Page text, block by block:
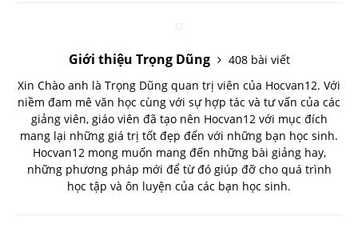
Giới thiệu Trọng Dũng
408 bài viết
Xin Chào anh là Trọng Dũng quan trị viên của Hocvan12. Với
niềm đam mê văn học cùng với sự hợp tác và tư vấn của các
giảng viên, giáo viên đã tạo nên Hocvan12 với mục đích
mang lại những giá trị tốt đẹp đến với những bạn học sinh.
Hocvan12 mong muốn mang đến những bài giảng hay,
những phương pháp mới để từ đó giúp đỡ cho quá trình
học tập và ôn luyện của các bạn học sinh.